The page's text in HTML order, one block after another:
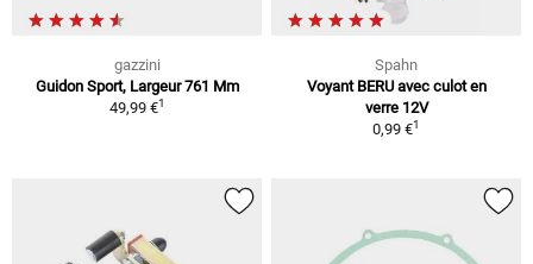
gazzini
Guidon Sport, Largeur 761 Mm
49,99 €1
Spahn
Voyant BERU avec culot en
verre 12V
0,99 €1